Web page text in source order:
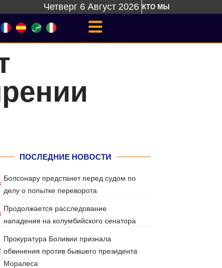
Четверг 6 Август 2026 КТО МЫ
ПОСЛЕДНИЕ НОВОСТИ
Болсонару предстанет перед судом по
делу о попытке переворота
Продолжается расследование
нападения на колумбийского сенатора
Прокуратура Боливии признала
обвинения против бывшего президента
Моралеса